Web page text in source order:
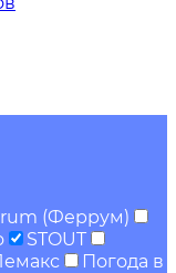
(Феррум)
STOUT
Погода в